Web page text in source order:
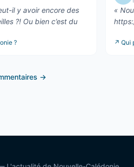
il y avoir encore des
?! Ou bien c’est du
?
«
↗Qui
→